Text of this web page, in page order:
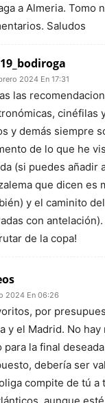
a Almeria. Tomo
Saludos
2024 En 17:31
las
cinéfilas
y demás siempre
de lo que he
(si puedes añadir
que dicen es
y el caminito
con
de la copa!
2024 En 06:26
por
y el Madrid. No hay
para la final
debería ser
compite de tú a
aunque